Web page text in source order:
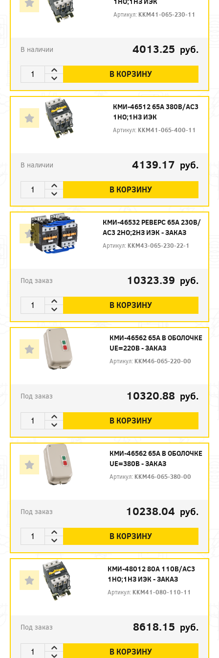
Артикул: KKM41-065-230-11
В наличии 4013.25 руб.
В КОРЗИНУ
КМИ-46512 65А 380В/АС3
1НО;1НЗ ИЭК
Артикул: KKM41-065-400-11
В наличии 4139.17 руб.
В КОРЗИНУ
КМИ-46532 РЕВЕРС 65А 230В/
АС3 2НО;2НЗ ИЭК - ЗАКАЗ
Артикул: KKM43-065-230-22-1
Под заказ 10323.39 руб.
В КОРЗИНУ
КМИ-46562 65А В ОБОЛОЧКЕ
UE=220В - ЗАКАЗ
Артикул: KKM46-065-220-00
Под заказ 10320.88 руб.
В КОРЗИНУ
КМИ-46562 65А В ОБОЛОЧКЕ
UE=380В - ЗАКАЗ
Артикул: KKM46-065-380-00
Под заказ 10238.04 руб.
В КОРЗИНУ
КМИ-48012 80А 110В/АС3
1НО;1НЗ ИЭК - ЗАКАЗ
Артикул: KKM41-080-110-11
Под заказ 8618.15 руб.
В КОРЗИНУ